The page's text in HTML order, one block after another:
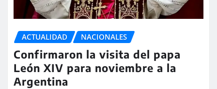
ACTUALIDAD NACIONALES
Confirmaron la visita del papa
León XIV para noviembre a la
Argentina